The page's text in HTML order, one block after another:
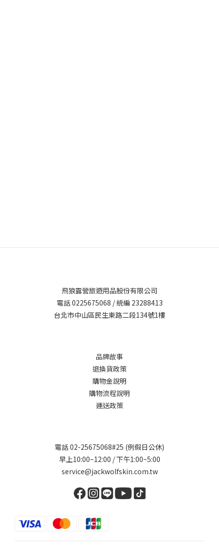
飛狼露營旅遊用品股份有限公司
電話 0225675068 / 統編 23288413
台北市中山區民生東路二段134號1樓
品牌故事
退換貨政策
購物金說明
購物流程說明
運送政策
電話 02-25675068#25 (例假日公休)
早上10:00~12:00 / 下午1:00~5:00
service@jackwolfskin.com.tw